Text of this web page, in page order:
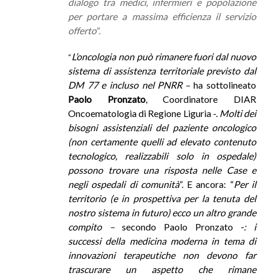
per portare a massima efficienza il servizio
offerto”.
“L’oncologia non può rimanere fuori dal nuovo
sistema di assistenza territoriale previsto dal
DM 77 e incluso nel PNRR – ha sottolineato
Paolo Pronzato, Coordinatore DIAR
Oncoematologia di Regione Liguria -. Molti dei
bisogni assistenziali del paziente oncologico
(non certamente quelli ad elevato contenuto
tecnologico, realizzabili solo in ospedale)
possono trovare una risposta nelle Case e
negli ospedali di comunità”. E ancora: “Per il
territorio (e in prospettiva per la tenuta del
nostro sistema in futuro) ecco un altro grande
compito –secondo Paolo Pronzato-: i
successi della medicina moderna in tema di
innovazioni terapeutiche non devono far
trascurare un aspetto che rimane